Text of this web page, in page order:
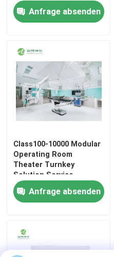
besonders an
Anfrage absenden
Class100-10000 Modular
Operating Room
Theater Turnkey
Solution Service
Anfrage absenden